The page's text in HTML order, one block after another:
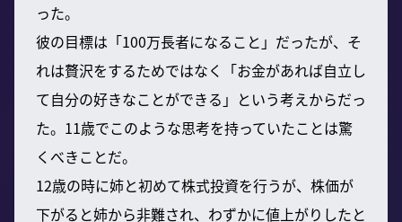
った。
彼の目標は「100万長者になること」だったが、そ
れは贅沢をするためではなく「お金があれば自立し
て自分の好きなことができる」という考えからだっ
た。11歳でこのような思考を持っていたことは驚
くべきことだ。
12歳の時に姉と初めて株式投資を行うが、株価が
下がると姉から非難され、わずかに値上がりしたと